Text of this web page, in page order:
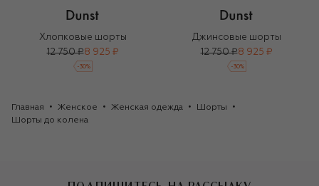
Хлопковые шорты
12 750 ₽8 925 ₽
-30%
Джинсовые шорты
12 750 ₽8 925 ₽
-30%
Главная Женское Женская одежда
Шорты
Шорты до колена